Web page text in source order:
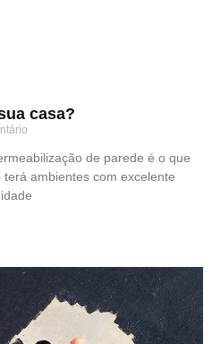
casa?
de parede é o que
ambientes com excelente